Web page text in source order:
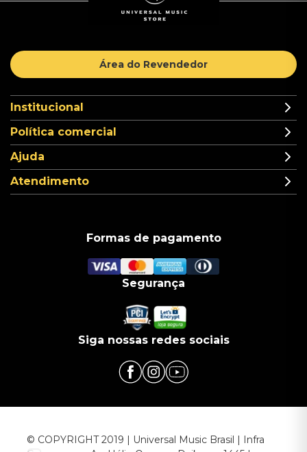
Área do Revendedor
Institucional
Política comercial
Ajuda
Atendimento
Formas de pagamento
Segurança
Siga nossas redes sociais
© COPYRIGHT 2019 | Universal Music Brasil | Infra